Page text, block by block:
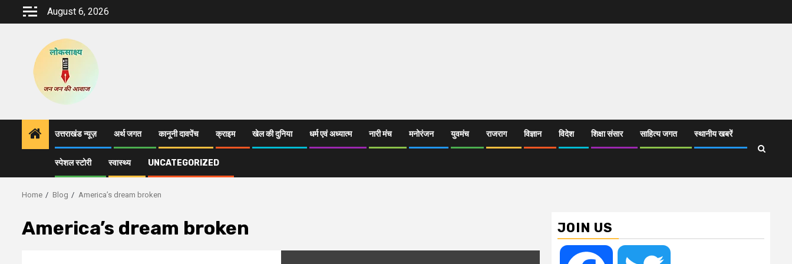
August 6, 2026
उत्तराखंड न्यूज़ अर्थ जगत कानूनी दावपेंच क्राइम खेल की दुनिया धर्म एवं अध्यात्म नारी मंच मनोरंजन युवमंच राजराग विज्ञान विदेश शिक्षा संसार साहित्य जगत स्थानीय खबरें
स्पेशल स्टोरी स्वास्थ्य UNCATEGORIZED
Home Blog America’s dream broken
America’s dream broken JOIN US